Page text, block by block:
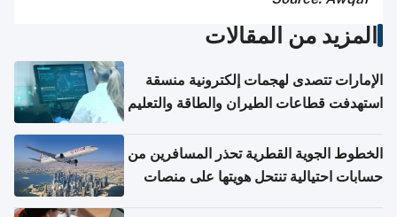
المزيد من المقالات
الإمارات تتصدى لهجمات إلكترونية منسقة
استهدفت قطاعات الطيران والطاقة والتعليم
الخطوط الجوية القطرية تحذر المسافرين من
حسابات احتيالية تنتحل هويتها على منصات